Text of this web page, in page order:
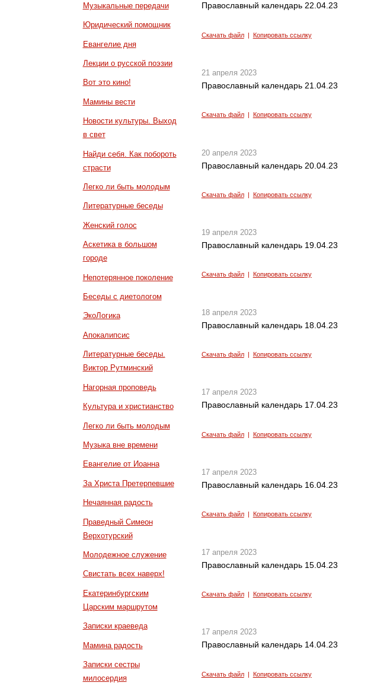
Музыкальные передачи
Юридический помощник
Евангелие дня
Лекции о русской поэзии
Вот это кино!
Мамины вести
Новости культуры. Выход
в свет
Найди себя. Как побороть
страсти
Легко ли быть молодым
Литературные беседы
Женский голос
Аскетика в большом
городе
Непотерянное поколение
Беседы с диетологом
ЭкоЛогика
Апокалипсис
Литературные беседы.
Виктор Рутминский
Нагорная проповедь
Культура и христианство
Легко ли быть молодым
Музыка вне времени
Евангелие от Иоанна
За Христа Претерпевшие
Нечаянная радость
Праведный Симеон
Верхотурский
Молодежное служение
Свистать всех наверх!
Екатеринбургским
Царским маршрутом
Записки краеведа
Мамина радость
Записки сестры
милосердия
Православный календарь 22.04.23
Скачать файл| Копировать ссылку
21 апреля 2023
Православный календарь 21.04.23
Скачать файл| Копировать ссылку
20 апреля 2023
Православный календарь 20.04.23
Скачать файл| Копировать ссылку
19 апреля 2023
Православный календарь 19.04.23
Скачать файл| Копировать ссылку
18 апреля 2023
Православный календарь 18.04.23
Скачать файл| Копировать ссылку
17 апреля 2023
Православный календарь 17.04.23
Скачать файл| Копировать ссылку
17 апреля 2023
Православный календарь 16.04.23
Скачать файл| Копировать ссылку
17 апреля 2023
Православный календарь 15.04.23
Скачать файл| Копировать ссылку
17 апреля 2023
Православный календарь 14.04.23
Скачать файл| Копировать ссылку